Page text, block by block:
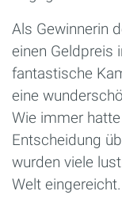
Als Gewinnerin
einen Geldpreis
fantastische
eine
Wie immer
Entscheidung
wurden viele
Welt eingereicht.